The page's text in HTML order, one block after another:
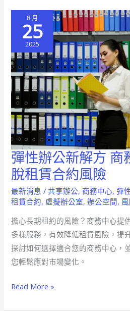
場
8 月
25
2025
彈性辦公新解方 商
脫租賃合約風險
最新消息 /共享辦公, 商務中心,彈
租賃合約, 虛擬辦公室,辦公空間,
擔心長期租約的風險？商務中心提
多樣服務，有效降低租賃風險，提
探討如何選擇適合您的商務中心，
您輕鬆應對市場變化。
彈
性
辦
公
解
方
商
務
心
Read More »